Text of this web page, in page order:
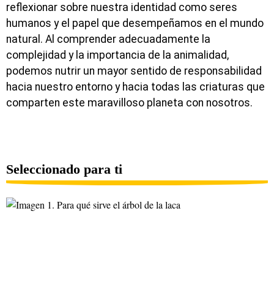
reflexionar sobre nuestra identidad como seres
humanos y el papel que desempeñamos en el mundo
natural. Al comprender adecuadamente la
complejidad y la importancia de la animalidad,
podemos nutrir un mayor sentido de responsabilidad
hacia nuestro entorno y hacia todas las criaturas que
comparten este maravilloso planeta con nosotros.
Seleccionado para ti